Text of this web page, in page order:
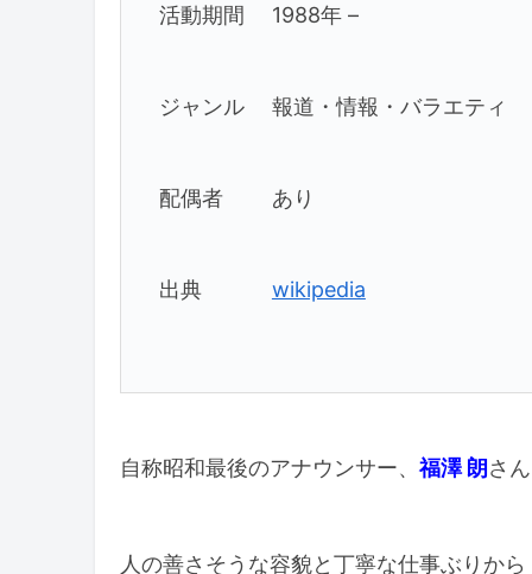
活動期間 1988年 –
ジャンル 報道・情報・バラエティ
配偶者 あり
出典 wikipedia
自称昭和最後のアナウンサー、 福澤 朗 さ
人の善さそうな容貌と丁寧な仕事ぶりから